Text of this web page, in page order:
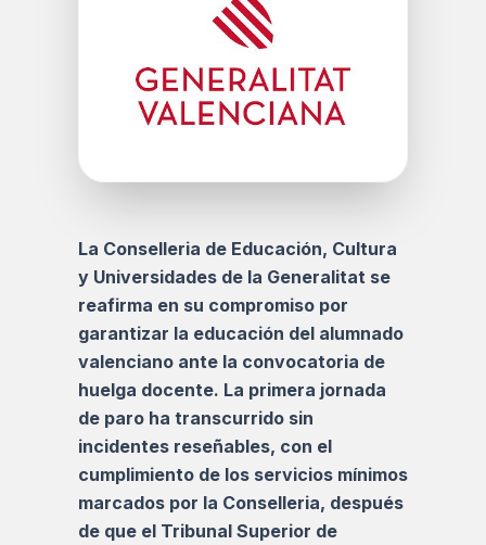
La Conselleria de Educación, Cultura
y Universidades de la Generalitat se
reafirma en su compromiso por
garantizar la educación del alumnado
valenciano ante la convocatoria de
huelga docente. La primera jornada
de paro ha transcurrido sin
incidentes reseñables, con el
cumplimiento de los servicios mínimos
marcados por la Conselleria, después
de que el Tribunal Superior de